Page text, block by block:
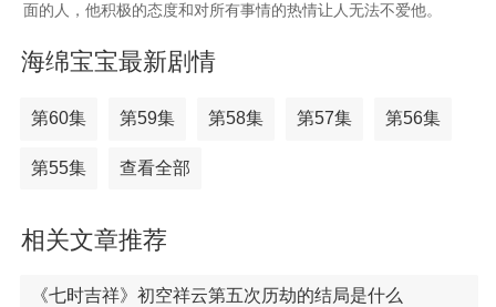
面的人，他积极的态度和对所有事情的热情让人无法不爱他。
海绵宝宝最新剧情
第60集 第59集 第58集 第57集 第56集
第55集 查看全部
相关文章推荐
《七时吉祥》初空祥云第五次历劫的结局是什么